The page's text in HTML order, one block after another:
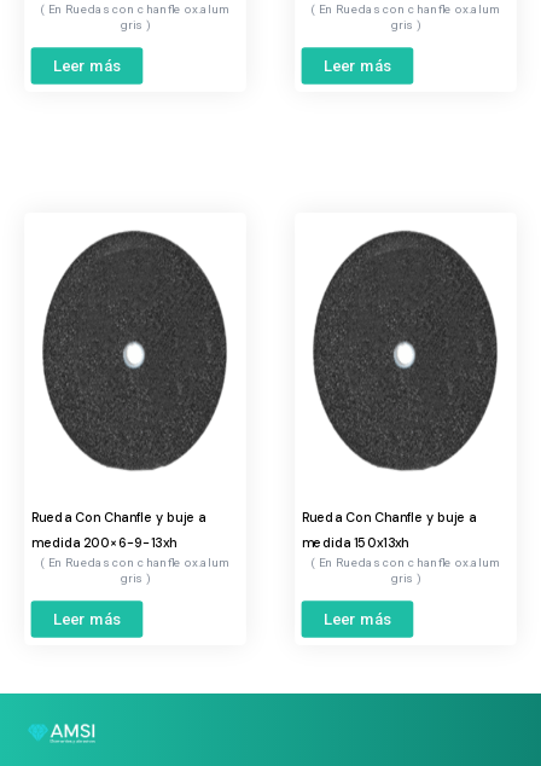
Ruedas con chanfle ox.alum
gris
Leer más
Ruedas con chanfle ox.alum
gris
Leer más
Rueda Con Chanfle y buje a
medida 200×6-9-13xh
Ruedas con chanfle ox.alum
gris
Leer más
Rueda Con Chanfle y buje a
medida 150x13xh
Ruedas con chanfle ox.alum
gris
Leer más